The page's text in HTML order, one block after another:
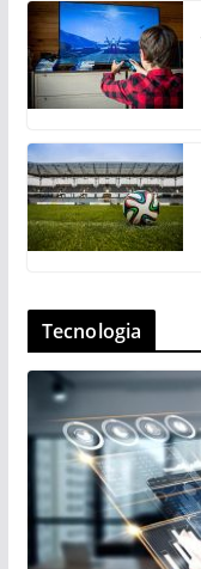
Tecnologia